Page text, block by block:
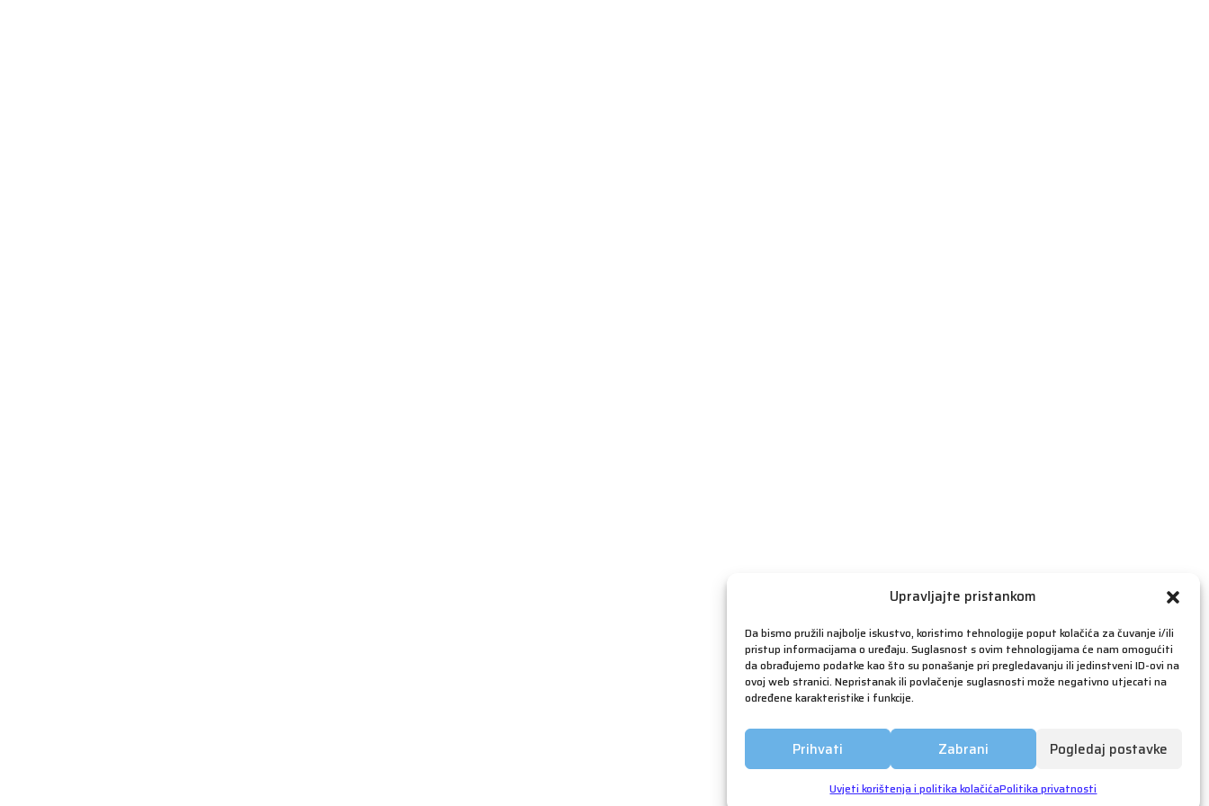
Upravljajte pristankom
Da bismo pružili najbolje iskustvo, koristimo tehnologije poput kolačića za čuvanje i/ili
pristup informacijama o uređaju. Suglasnost s ovim tehnologijama će nam omogućiti
da obrađujemo podatke kao što su ponašanje pri pregledavanju ili jedinstveni ID-ovi na
ovoj web stranici. Nepristanak ili povlačenje suglasnosti može negativno utjecati na
određene karakteristike i funkcije.
Prihvati Zabrani Pogledaj postavke
Uvjeti korištenja i politika kolačićaPolitika privatnosti
rujan 2018
srpanj 2018
lipanj 2018
svibanj 2018
ožujak 2018
siječanj 2018
prosinac 2017